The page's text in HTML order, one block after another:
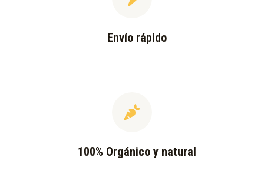
Envío rápido
100% Orgánico y natural